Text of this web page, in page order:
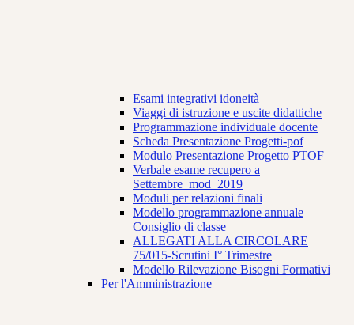
Esami integrativi idoneità
Viaggi di istruzione e uscite didattiche
Programmazione individuale docente
Scheda Presentazione Progetti-pof
Modulo Presentazione Progetto PTOF
Verbale esame recupero a
Settembre_mod_2019
Moduli per relazioni finali
Modello programmazione annuale
Consiglio di classe
ALLEGATI ALLA CIRCOLARE
75/015-Scrutini I° Trimestre
Modello Rilevazione Bisogni Formativi
Per l'Amministrazione